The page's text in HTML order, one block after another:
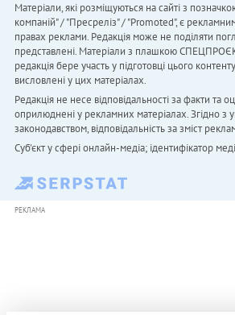
Матеріали, які розміщуються на сайті з
компаній" / "Пресреліз" / "Promoted", є
правах реклами. Редакція може не поділяти
представлені. Матеріали з плашкою
редакція бере участь у підготовці цього
висловлені у цих матеріалах.
Редакція не несе відповідальності за факти та
оприлюднені у рекламних матеріалах. Згідно з
законодавством, відповідальність за зміст
Cуб'єкт у сфері онлайн-медіа; ідентифікатор
РЕКЛАМА